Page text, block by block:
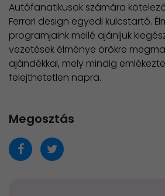
Autófanatikusok számára
Ferrari design egyedi kulcstartó.
programjaink mellé ajánljuk
vezetések élménye örökre
ajándékkal, mely mindig
felejthetetlen napra.
Megosztás